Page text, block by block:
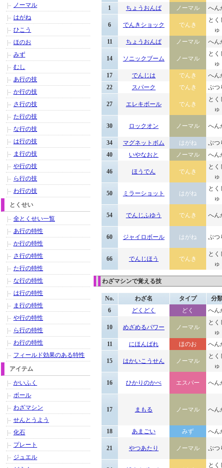
1
ちょうおんぱ ノーマル へん
6 でんきショック でんき
とく
ゅ
11
ちょうおんぱ ノーマル へん
14 ソニックブーム ノーマル
とく
ゅ
17
でんじは でんき
へん
22
スパーク でんき ぶつ
27 エレキボール でんき
とく
ゅ
30 ロックオン ノーマル へん
34 マグネットボム はがね
ぶつ
40
いやなおと ノーマル へん
46 ほうでん でんき
とく
ゅ
50 ミラーショット はがね
とく
ゅ
54 でんじふゆう でんき へん
60 ジャイロボール はがね ぶつ
66 でんじほう でんき
とく
ゅ
わざマシンで覚える技
No. わざ名 タイプ
分
6
どくどく どく へん
10 めざめるパワー ノーマル
とく
ゅ
11
にほんばれ ほのお へん
15 はかいこうせん ノーマル
とく
ゅ
16 ひかりのかべ エスパー へん
17 まもる ノーマル へん
18 あまごい みず へん
21 やつあたり ノーマル ぶつ
とく
ノーマル
はがね
ひこう
ほのお
みず
むし
あ行の技
か行の技
さ行の技
た行の技
な行の技
は行の技
ま行の技
や行の技
ら行の技
わ行の技
とくせい
全とくせい一覧
あ行の特性
か行の特性
さ行の特性
た行の特性
な行の特性
は行の特性
ま行の特性
や行の特性
ら行の特性
わ行の特性
フィールド効果のある特性
アイテム
かいふく
ボール
わざマシン
せんとうよう
化石
プレート
ジュエル